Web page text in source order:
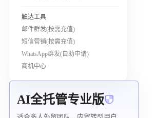
触达工具
邮件群发(按需充值)
短信营销(按需充值)
WhatsApp群发(自助申请)
商机中心
AI全托管专业版